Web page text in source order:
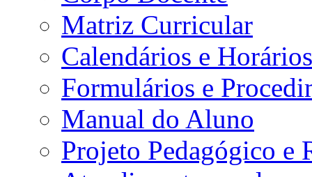
Matriz Curricular
Calendários e Horários
Formulários e
Manual do Aluno
Projeto Pedagógico e